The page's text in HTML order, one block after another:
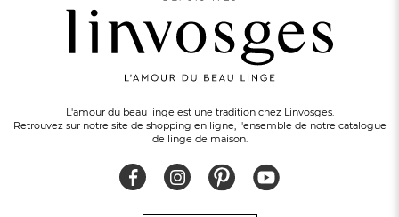
PAIEMENT EN 3 FOISsans frais avec Alma
L'amour du beau linge est une tradition chez Linvosges.
Retrouvez sur notre site de shopping en ligne, l'ensemble de notre catalogue
de linge de maison.